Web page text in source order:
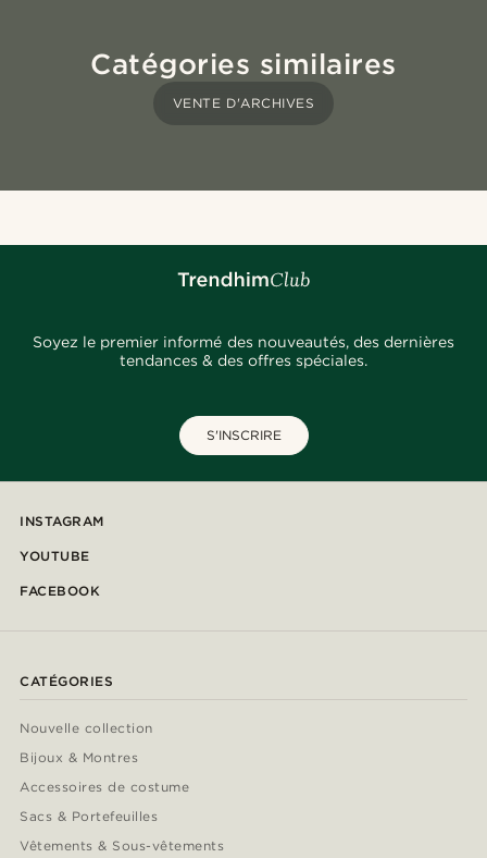
Catégories similaires
VENTE D'ARCHIVES
Soyez le premier informé des nouveautés, des dernières
tendances & des offres spéciales.
S'INSCRIRE
INSTAGRAM
YOUTUBE
FACEBOOK
CATÉGORIES
Nouvelle collection
Bijoux & Montres
Accessoires de costume
Sacs & Portefeuilles
Vêtements & Sous-vêtements